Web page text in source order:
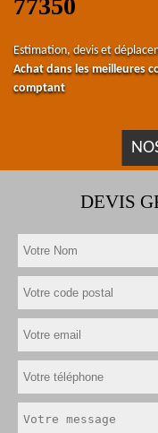
77350
Estimation, devis et
Achat dans les meilleures
comptant
DEVIS